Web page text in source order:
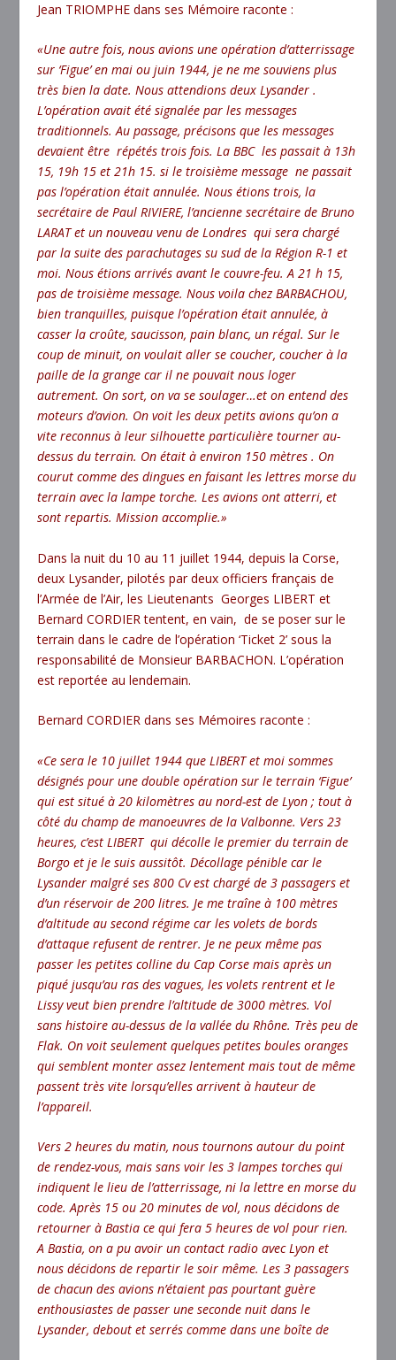
Jean TRIOMPHE dans ses Mémoire raconte :
«Une autre fois, nous avions une opération d’atterrissage
sur ‘Figue’ en mai ou juin 1944, je ne me souviens plus
très bien la date. Nous attendions deux Lysander .
L’opération avait été signalée par les messages
traditionnels. Au passage, précisons que les messages
devaient être répétés trois fois. La BBC les passait à 13h
15, 19h 15 et 21h 15. si le troisième message ne passait
pas l’opération était annulée. Nous étions trois, la
secrétaire de Paul RIVIERE, l’ancienne secrétaire de Bruno
LARAT et un nouveau venu de Londres qui sera chargé
par la suite des parachutages su sud de la Région R-1 et
moi. Nous étions arrivés avant le couvre-feu. A 21 h 15,
pas de troisième message. Nous voila chez BARBACHOU,
bien tranquilles, puisque l’opération était annulée, à
casser la croûte, saucisson, pain blanc, un régal. Sur le
coup de minuit, on voulait aller se coucher, coucher à la
paille de la grange car il ne pouvait nous loger
autrement. On sort, on va se soulager…et on entend des
moteurs d’avion. On voit les deux petits avions qu’on a
vite reconnus à leur silhouette particulière tourner au-
dessus du terrain. On était à environ 150 mètres . On
courut comme des dingues en faisant les lettres morse du
terrain avec la lampe torche. Les avions ont atterri, et
sont repartis. Mission accomplie.»
Dans la nuit du 10 au 11 juillet 1944, depuis la Corse,
deux Lysander, pilotés par deux officiers français de
l’Armée de l’Air, les Lieutenants Georges LIBERT et
Bernard CORDIER tentent, en vain, de se poser sur le
terrain dans le cadre de l’opération ‘Ticket 2’ sous la
responsabilité de Monsieur BARBACHON. L’opération
est reportée au lendemain.
Bernard CORDIER dans ses Mémoires raconte :
«Ce sera le 10 juillet 1944 que LIBERT et moi sommes
désignés pour une double opération sur le terrain ‘Figue’
qui est situé à 20 kilomètres au nord-est de Lyon ; tout à
côté du champ de manoeuvres de la Valbonne. Vers 23
heures, c’est LIBERT qui décolle le premier du terrain de
Borgo et je le suis aussitôt. Décollage pénible car le
Lysander malgré ses 800 Cv est chargé de 3 passagers et
d’un réservoir de 200 litres. Je me traîne à 100 mètres
d’altitude au second régime car les volets de bords
d’attaque refusent de rentrer. Je ne peux même pas
passer les petites colline du Cap Corse mais après un
piqué jusqu’au ras des vagues, les volets rentrent et le
Lissy veut bien prendre l’altitude de 3000 mètres. Vol
sans histoire au-dessus de la vallée du Rhône. Très peu de
Flak. On voit seulement quelques petites boules oranges
qui semblent monter assez lentement mais tout de même
passent très vite lorsqu’elles arrivent à hauteur de
l’appareil.
Vers 2 heures du matin, nous tournons autour du point
de rendez-vous, mais sans voir les 3 lampes torches qui
indiquent le lieu de l’atterrissage, ni la lettre en morse du
code. Après 15 ou 20 minutes de vol, nous décidons de
retourner à Bastia ce qui fera 5 heures de vol pour rien.
A Bastia, on a pu avoir un contact radio avec Lyon et
nous décidons de repartir le soir même. Les 3 passagers
de chacun des avions n’étaient pas pourtant guère
enthousiastes de passer une seconde nuit dans le
Lysander, debout et serrés comme dans une boîte de